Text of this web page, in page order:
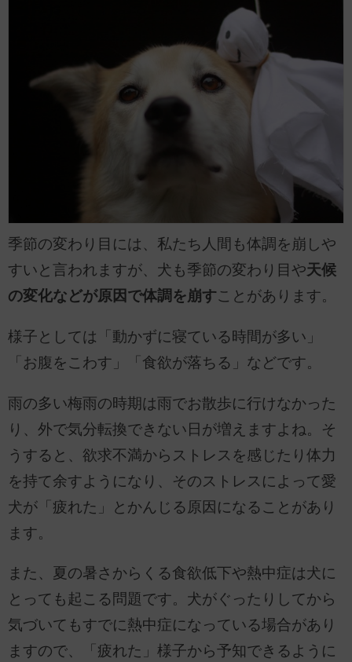
季節の変わり目には、私たち人間も体調を崩しや
すいと言われますが、犬も季節の変わり目や天候
の変化などが原因で体調を崩すことがあります。
様子としては「動かずに寝ている時間が多い」
「お腹をこわす」「食欲が落ちる」などです。
雨の多い梅雨の時期は雨でお散歩に行けなかった
り、外で気分転換できない日が増えますよね。そ
うすると、欲求不満からストレスを感じたり体力
を持て余すようになり、そのストレスによって愛
犬が「疲れた」とかんじる原因になることがあり
ます。
また、夏の暑さからくる食欲低下や熱中症は犬に
とっても起こる問題です。犬がぐったりしてから
気づいてもすでに熱中症になっている場合があり
ますので、「疲れた」様子から予知できるように